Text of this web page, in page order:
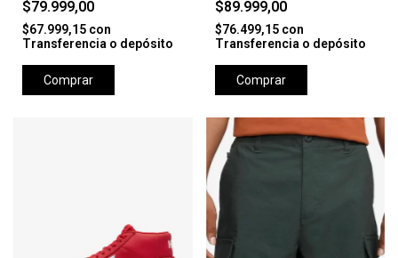
$79.999,00
$67.999,15 con
Transferencia o depósito
Comprar
$89.999,00
$76.499,15 con
Transferencia o depósito
Comprar